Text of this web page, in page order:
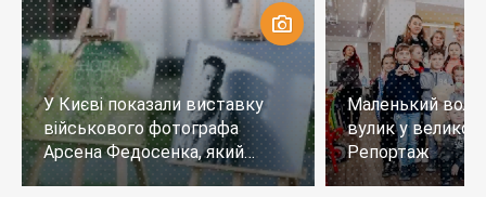
У Києві показали виставку
військового фотографа
Арсена Федосенка, який
загинув на війні
Маленький
вулик у
Репортаж